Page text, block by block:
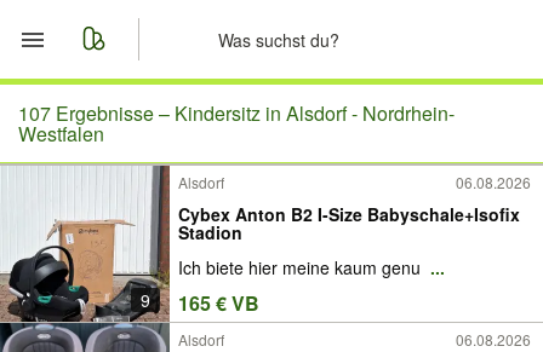
Start
Merkliste
Nachrichten
Anzeige aufgeben
107 Ergebnisse – Kindersitz in Alsdorf - Nordrhein-
Westfalen
9
Alsdorf 06.08.2026
Cybex Anton B2 I-Size Babyschale+Isofix
Stadion
Ich biete hier meine kaum genu ...
165 € VB
Alsdorf 06.08.2026